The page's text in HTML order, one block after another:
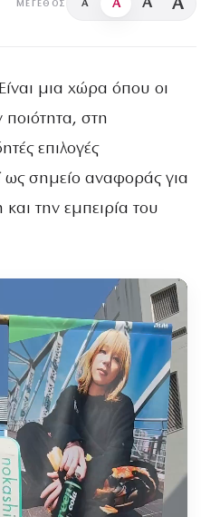
ΜΈΓΕΘΟΣ A A
μια χώρα όπου οι
ποιότητα, στη
επιλογές
ως σημείο αναφοράς για
την εμπειρία του